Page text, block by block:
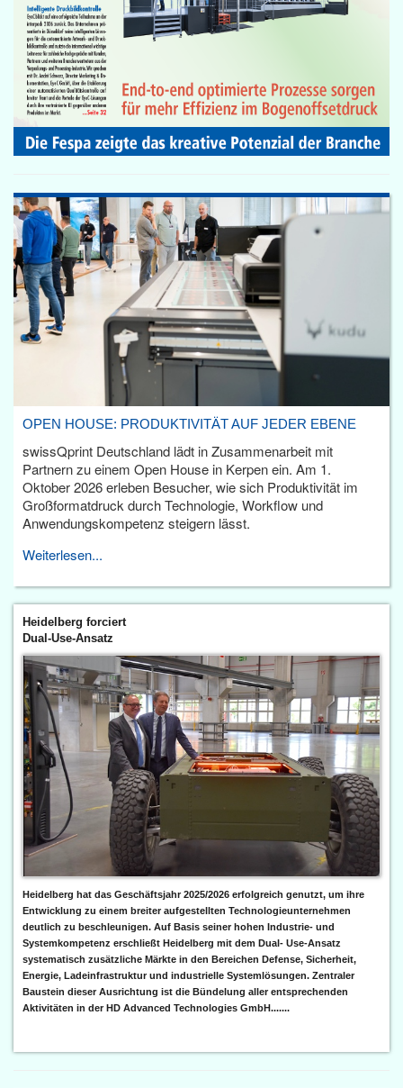
OPEN HOUSE: PRODUKTIVITÄT AUF JEDER EBENE
swissQprint Deutschland lädt in Zusammenarbeit mit
Partnern zu einem Open House in Kerpen ein. Am 1.
Oktober 2026 erleben Besucher, wie sich Produktivität im
Großformatdruck durch Technologie, Workflow und
Anwendungskompetenz steigern lässt.
Weiterlesen...
Heidelberg forciert
Dual-Use-Ansatz
Heidelberg hat das Geschäftsjahr 2025/2026 erfolgreich genutzt, um ihre
Entwicklung zu einem breiter aufgestellten Technologieunternehmen
deutlich zu beschleunigen. Auf Basis seiner hohen Industrie- und
Systemkompetenz erschließt Heidelberg mit dem Dual- Use-Ansatz
systematisch zusätzliche Märkte in den Bereichen Defense, Sicherheit,
Energie, Ladeinfrastruktur und industrielle Systemlösungen. Zentraler
Baustein dieser Ausrichtung ist die Bündelung aller entsprechenden
Aktivitäten in der HD Advanced Technologies GmbH.......